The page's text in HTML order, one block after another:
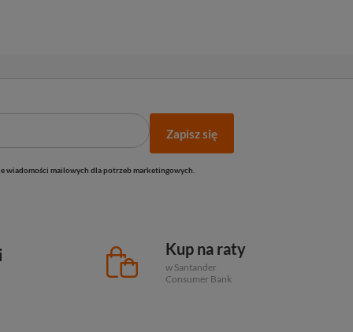
Zapisz się
wiadomości mailowych dla potrzeb marketingowych.
Kup na raty
w Santander
Consumer Bank